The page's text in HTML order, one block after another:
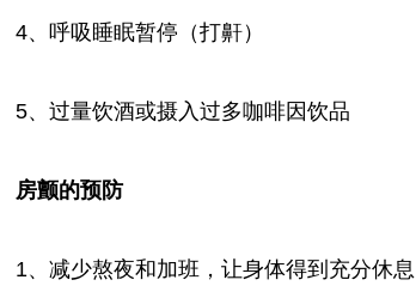
呼吸睡眠暂停（打鼾）
过量饮酒或摄入过多咖啡因饮品
房颤的预防
减少熬夜和加班，让身体得到充分休息